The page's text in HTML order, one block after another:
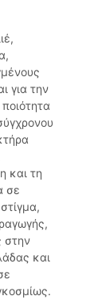
για την
και τη
σε
στην
και